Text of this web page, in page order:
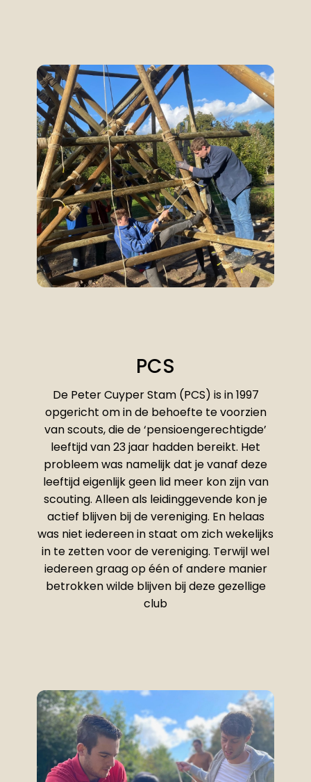
PCS
De Peter Cuyper Stam (PCS) is in 1997
opgericht om in de behoefte te voorzien
van scouts, die de ‘pensioengerechtigde’
leeftijd van 23 jaar hadden bereikt. Het
probleem was namelijk dat je vanaf deze
leeftijd eigenlijk geen lid meer kon zijn van
scouting. Alleen als leidinggevende kon je
actief blijven bij de vereniging. En helaas
was niet iedereen in staat om zich wekelijks
in te zetten voor de vereniging. Terwijl wel
iedereen graag op één of andere manier
betrokken wilde blijven bij deze gezellige
club